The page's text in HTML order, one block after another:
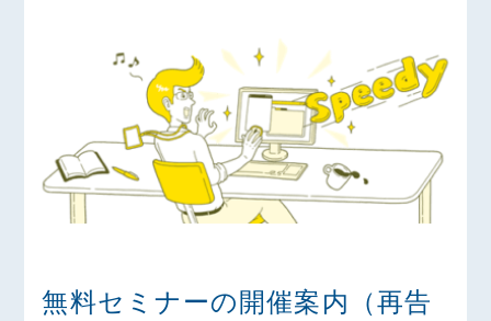
無料セミナーの開催案内（再告